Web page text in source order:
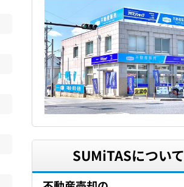
SUMiTASについて